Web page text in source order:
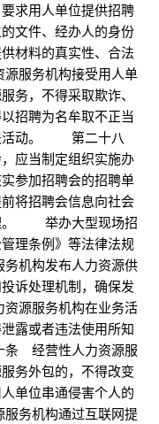
求用人单位提供招聘
文件、经办人的身份
材料的真实性、合法
务机构接受用人单
务，不得采取欺诈、
招聘为名牟取不正当
活动。 第二十八
应当制定组织实施办
参加招聘会的招聘单
将招聘会信息向社会
。 举办大型现场招
理条例》等法律法规
构发布人力资源供
诉处理机制，确保发
源服务机构在业务活
露或者违法使用所知
经营性人力资源服
务外包的，不得改变
单位串通侵害个人的
机构通过互联网提